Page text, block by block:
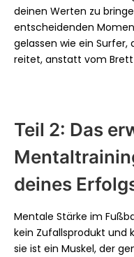
deinen Werten zu
entscheidenden
gelassen wie ein
reitet, anstatt vom
Teil 2: Das
deines
Mentale Stärke im
kein Zufallsprodukt und
sie ist ein Muskel, der